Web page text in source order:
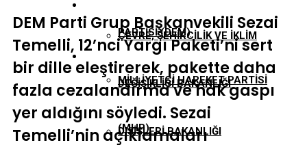
PARTISI (DEM)
MILLIYETÇI HAREKET PARTISI
(MHP)
ÇEVRE, ŞEHIRCILIK VE İKLIM
DEĞIŞIKLIĞI BAKANLIĞI
DIŞIŞLERI BAKANLIĞI
DEM Parti Grup Başkanvekili Sezai
Temelli, 12’nci Yargı Paketi’ni sert
bir dille eleştirerek, pakette daha
fazla cezalandırma ve hak gaspı
yer aldığını söyledi. Sezai
Temelli’nin açıklamaları